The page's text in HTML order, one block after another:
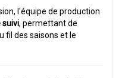
l'équipe de production
suivi, permettant de
fil des saisons et le